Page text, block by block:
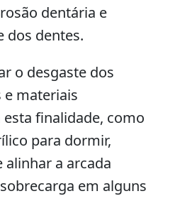
dentária e
dos dentes.
o desgaste dos
e materiais
finalidade, como
para dormir,
alinhar a arcada
em alguns